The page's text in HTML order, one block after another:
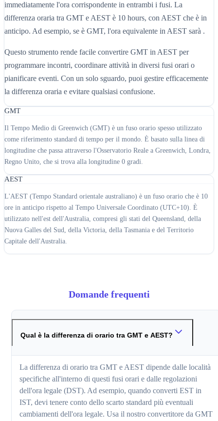
immediatamente l'ora corrispondente in entrambi i fusi. La
differenza oraria tra GMT e AEST è 10 hours, con AEST che è in
anticipo. Ad esempio, se è GMT, l'ora equivalente in AEST sarà .
Questo strumento rende facile convertire GMT in AEST per
programmare incontri, coordinare attività in diversi fusi orari o
pianificare eventi. Con un solo sguardo, puoi gestire efficacemente
la differenza oraria e evitare qualsiasi confusione.
GMT
Il Tempo Medio di Greenwich (GMT) è un fuso orario spesso utilizzato
come riferimento standard di tempo per il mondo. È basato sulla linea di
longitudine che passa attraverso l'Osservatorio Reale a Greenwich, Londra,
Regno Unito, che si trova alla longitudine 0 gradi.
AEST
L'AEST (Tempo Standard orientale australiano) è un fuso orario che è 10
ore in anticipo rispetto al Tempo Universale Coordinato (UTC+10). È
utilizzato nell'est dell'Australia, compresi gli stati del Queensland, della
Nuova Galles del Sud, della Victoria, della Tasmania e del Territorio
Capitale dell'Australia.
Domande frequenti
Qual è la differenza di orario tra GMT e AEST?
La differenza di orario tra GMT e AEST dipende dalle località
specifiche all'interno di questi fusi orari e dalle regolazioni
dell'ora legale (DST). Ad esempio, quando converti EST in
IST, devi tenere conto dello scarto standard più eventuali
cambiamenti dell'ora legale. Usa il nostro convertitore da GMT